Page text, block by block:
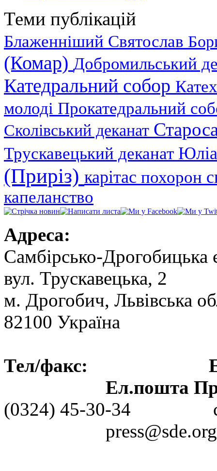
Теми публікацій
Блаженніший Святослав
(Комар) Добромильський
Катедральний собор
молоді Прокатедральний
Сколівський деканат
Трускавецький деканат
(Приріз) карітас похорон
капеланство
Адреса:
Самбірсько-Дрогобицька
вул. Трускавецька, 2
м. Дрогобич, Львівська
82100 Україна
Тел/факс:
Ел.пошта
(0324) 45-30-